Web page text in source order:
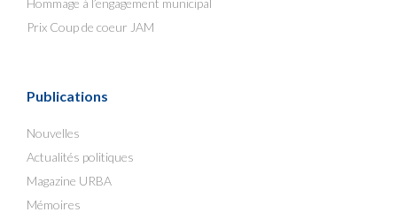
Hommage à l’engagement municipal
Prix Coup de coeur JAM
Publications
Nouvelles
Actualités politiques
Magazine URBA
Mémoires